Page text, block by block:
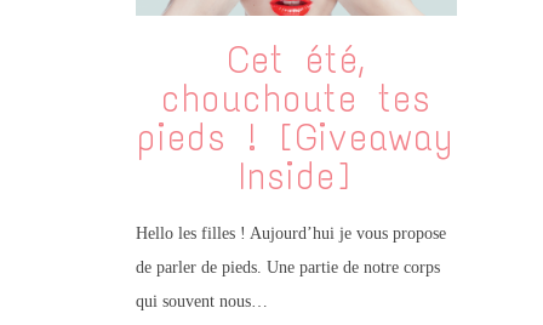
Cet été,
chouchoute tes
pieds ! [Giveaway
Inside]
Hello les filles ! Aujourd’hui je vous propose
de parler de pieds. Une partie de notre corps
qui souvent nous…